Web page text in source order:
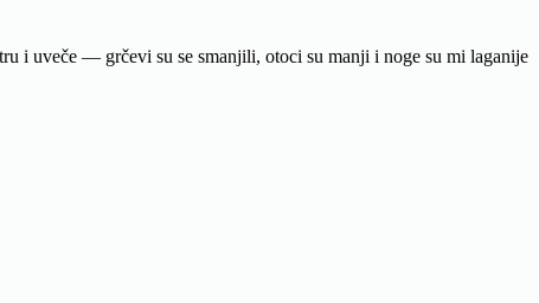
i uveče — grčevi su se smanjili, otoci su manji i noge su mi laganije